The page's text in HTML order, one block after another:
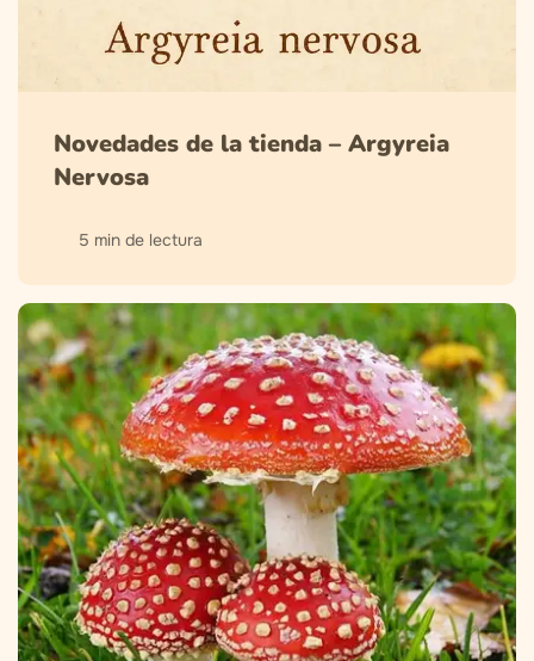
Novedades de la tienda – Argyreia
Nervosa
5 min de lectura